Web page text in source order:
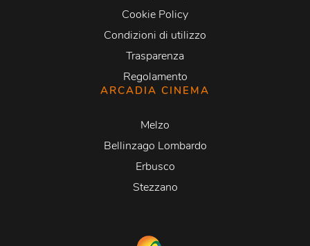
Cookie Policy
Condizioni di utilizzo
Trasparenza
Regolamento
ARCADIA CINEMA
Melzo
Bellinzago Lombardo
Erbusco
Stezzano